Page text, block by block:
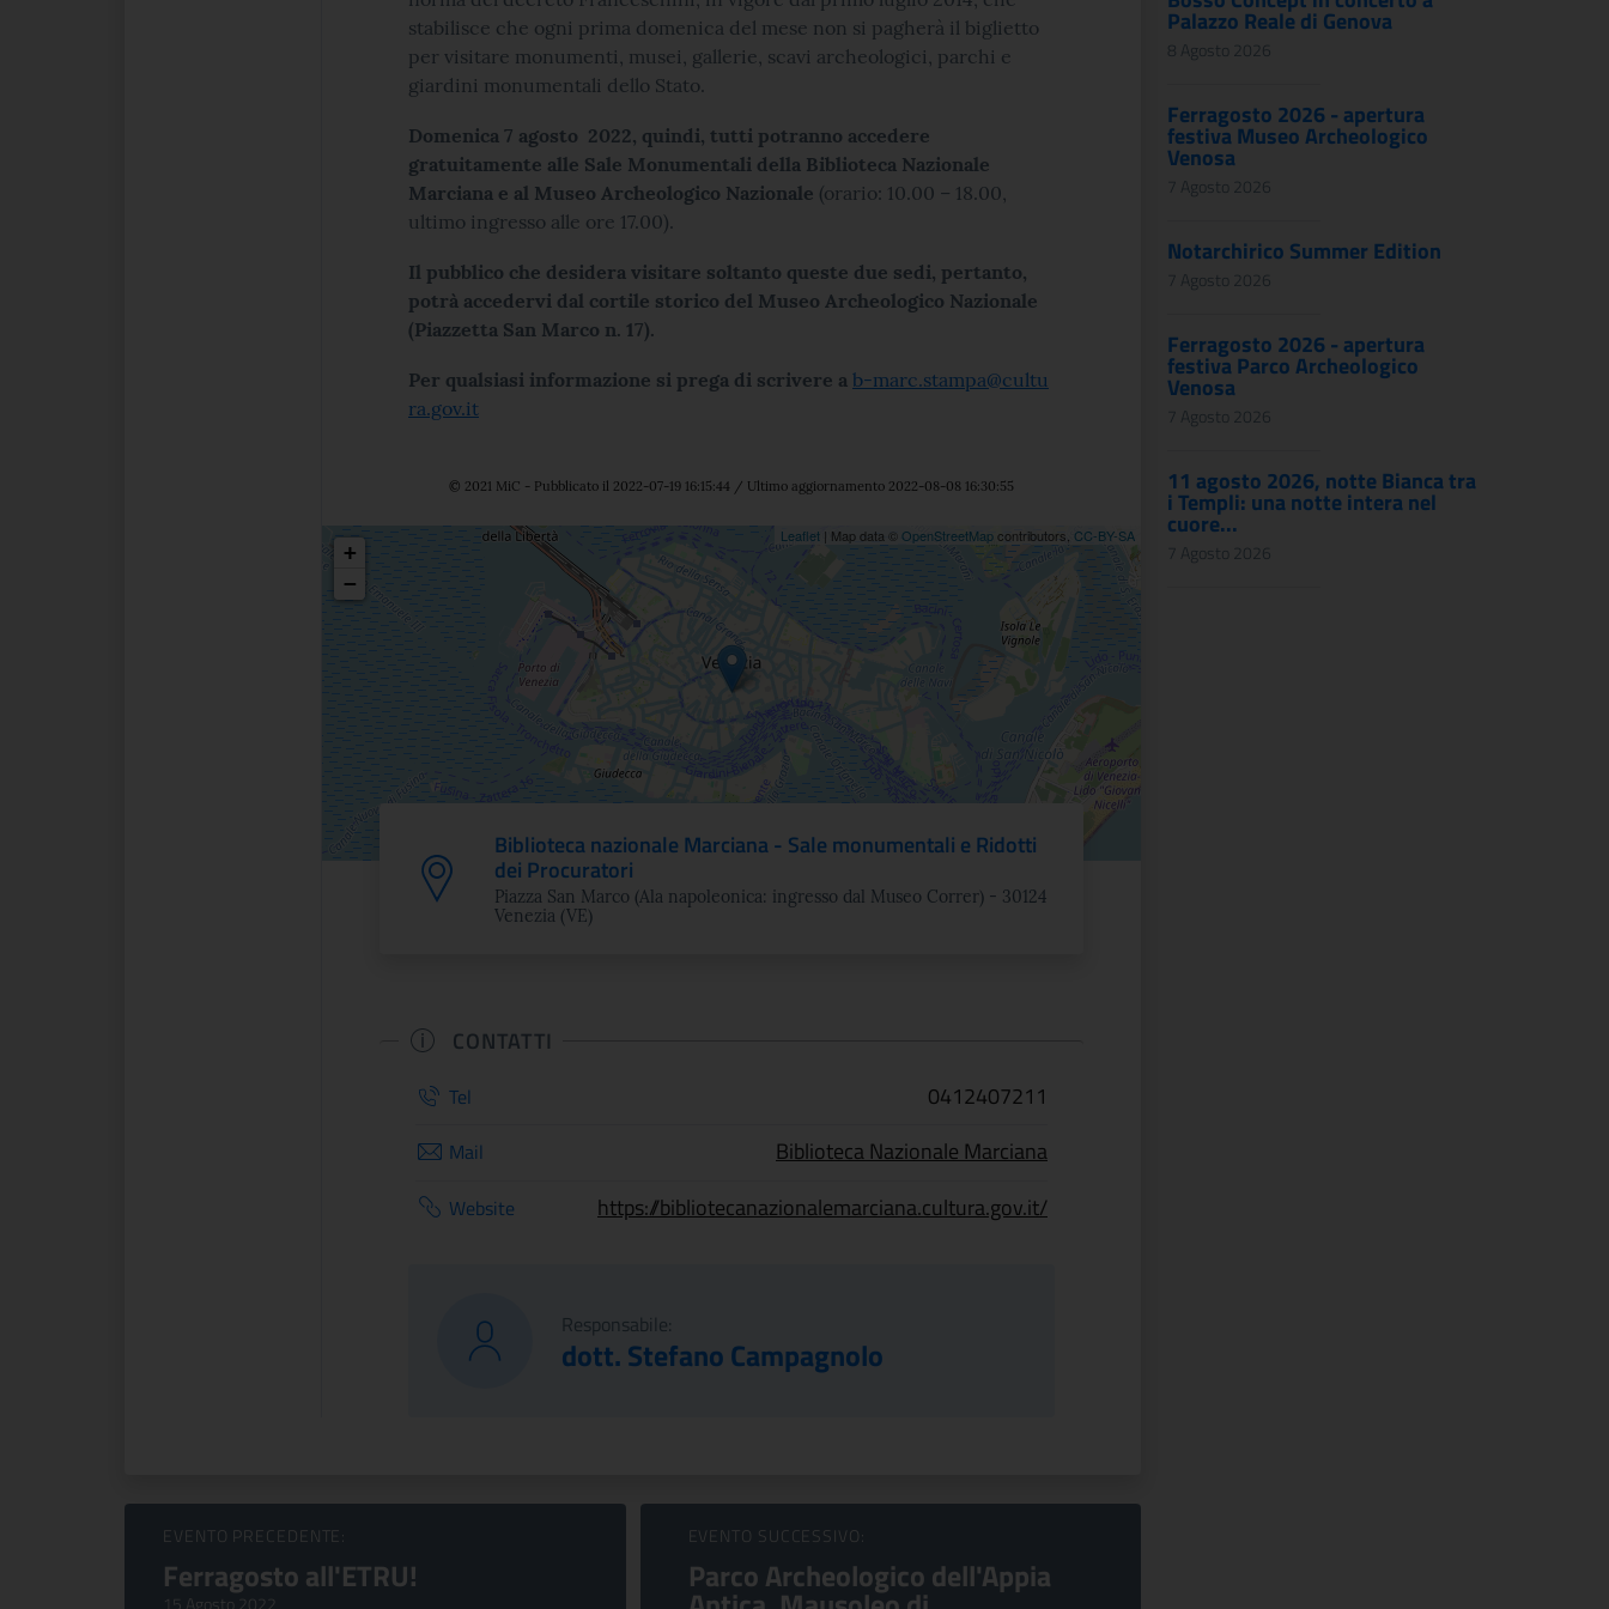
stabilisce che ogni prima domenica del mese non si pagherà il biglietto
per visitare monumenti, musei, gallerie, scavi archeologici, parchi e
giardini monumentali dello Stato.
Domenica 7 agosto 2022, quindi, tutti potranno accedere
gratuitamente alle Sale Monumentali della Biblioteca Nazionale
Marciana e al Museo Archeologico Nazionale (orario: 10.00 – 18.00,
ultimo ingresso alle ore 17.00).
Il pubblico che desidera visitare soltanto queste due sedi, pertanto,
potrà accedervi dal cortile storico del Museo Archeologico Nazionale
(Piazzetta San Marco n. 17).
Per qualsiasi informazione si prega di scrivere a b-marc.stampa@cultu
ra.gov.it
© 2021 MiC - Pubblicato il 2022-07-19 16:15:44 / Ultimo aggiornamento 2022-08-08 16:30:55
Posizione
+
−
Leaflet | Map data © OpenStreetMapcontributors, CC-BY-SA
Biblioteca nazionale Marciana - Sale monumentali e Ridotti
dei Procuratori
Piazza San Marco (Ala napoleonica: ingresso dal Museo Correr) - 30124
Venezia (VE)
CONTATTI
Tel 0412407211
Mail Biblioteca Nazionale Marciana
Website https://bibliotecanazionalemarciana.cultura.gov.it/
Responsabile:
dott. Stefano Campagnolo
Sfoglia Eventi
EVENTO PRECEDENTE:
Ferragosto all'ETRU!
15 Agosto 2022
EVENTO SUCCESSIVO:
Parco Archeologico dell'Appia
Palazzo Reale di Genova
8 Agosto 2026
Ferragosto 2026 - apertura
festiva Museo Archeologico
Venosa
7 Agosto 2026
Notarchirico Summer Edition
7 Agosto 2026
Ferragosto 2026 - apertura
festiva Parco Archeologico
Venosa
7 Agosto 2026
11 agosto 2026, notte Bianca tra
i Templi: una notte intera nel
cuore...
7 Agosto 2026